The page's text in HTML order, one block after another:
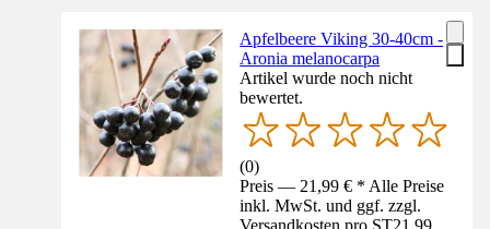
Apfelbeere Viking 30-40cm -
Aronia melanocarpa
Artikel wurde noch nicht
bewertet.
(0)
Preis — 21,99 € * Alle Preise
inkl. MwSt. und ggf. zzgl.
Versandkosten pro ST21,99